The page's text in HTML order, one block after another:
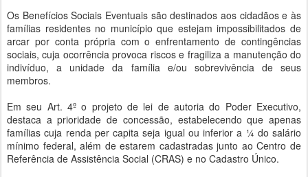
Os Benefícios Sociais Eventuais são destinados aos cidadãos e às
famílias residentes no município que estejam impossibilitados de
arcar por conta própria com o enfrentamento de contingências
sociais, cuja ocorrência provoca riscos e fragiliza a manutenção do
indivíduo, a unidade da família e/ou sobrevivência de seus
membros.
Em seu Art. 4º o projeto de lei de autoria do Poder Executivo,
destaca a prioridade de concessão, estabelecendo que apenas
famílias cuja renda per capita seja igual ou inferior a ¼ do salário
mínimo federal, além de estarem cadastradas junto ao Centro de
Referência de Assistência Social (CRAS) e no Cadastro Único.